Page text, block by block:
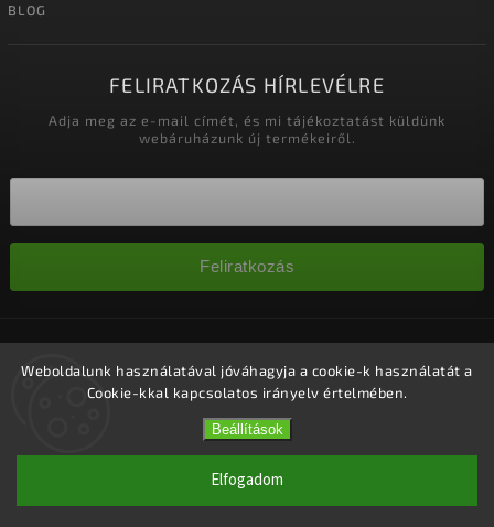
Weboldalunk használatával jóváhagyja a cookie-k használatát a
Cookie-kkal kapcsolatos irányelv értelmében.
Beállítások
Elfogadom
BLOG
FELIRATKOZÁS HÍRLEVÉLRE
Adja meg az e-mail címét, és mi tájékoztatást küldünk
webáruházunk új termékeiről.
Feliratkozás
fenntartva.
Süti beállítások szerkesztése
Shoptet| DesignShoptak.cz.